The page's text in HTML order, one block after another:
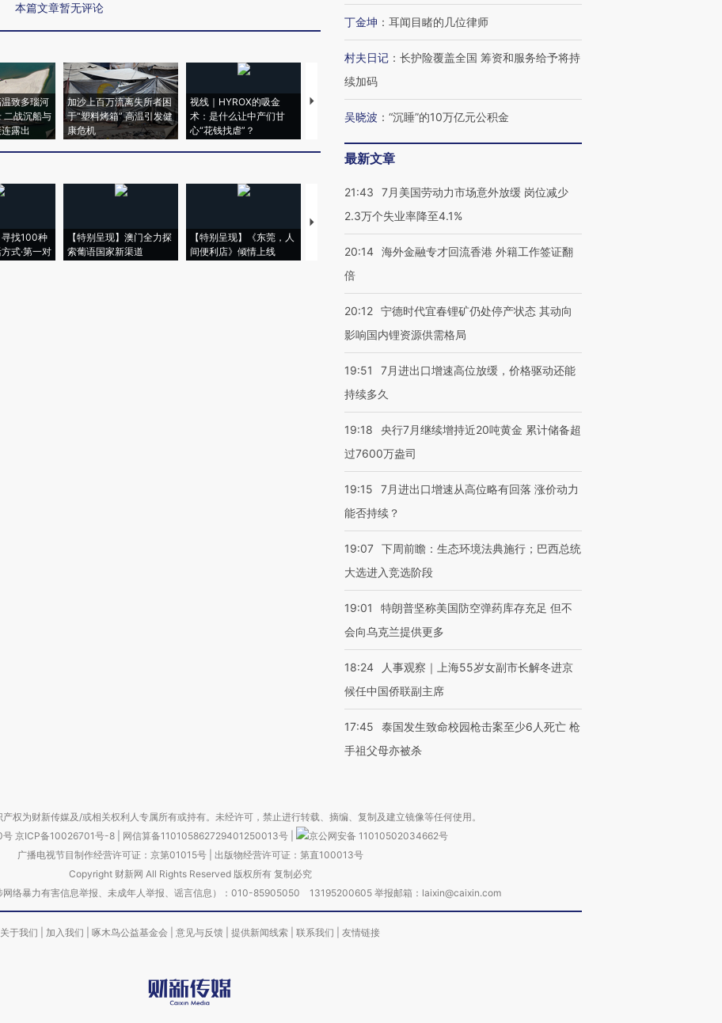
本篇文章暂无评论
致多瑙河
二战沉船与
露出
加沙上百万流离失所者困
于“塑料烤箱” 高温引发健
康危机
视线｜HYROX的吸金
术：是什么让中产们甘
心“花钱找虐”？
马航飞行员跨国走私7万
粒摇头丸 尿检体内含3种
视线｜被称为“蟑螂”的印
度Z世代 用街头抗争将教
视线｜“入侵”还是“人道危
寻找100种
式·第一对
【特别呈现】澳门全力探
索葡语国家新渠道
【特别呈现】《东莞，人
间便利店》倾情上线
【推广】走进第四届链博
会，让数智科技“链”接产
【特别呈现】寻找100种
有意思的生活方式·第三对
CFO：不靠规模取胜，华
住三大增长引擎是什么？
丁金坤 ： 耳闻目睹的几位律师
村夫日记 ： 长护险覆盖全国 筹资和服务给予将持
续加码
吴晓波 ： “沉睡”的10万亿元公积金
最新文章
21:43
7月美国劳动力市场意外放缓 岗位减少
2.3万个失业率降至4.1%
20:14 海外金融专才回流香港 外籍工作签证翻
倍
20:12 宁德时代宜春锂矿仍处停产状态 其动向
影响国内锂资源供需格局
19:51
7月进出口增速高位放缓，价格驱动还能
持续多久
19:18
央行7月继续增持近20吨黄金 累计储备超
过7600万盎司
19:15
7月进出口增速从高位略有回落 涨价动力
能否持续？
19:07 下周前瞻：生态环境法典施行；巴西总统
大选进入竞选阶段
19:01
特朗普坚称美国防空弹药库存充足 但不
会向乌克兰提供更多
18:24
人事观察｜上海55岁女副市长解冬进京
候任中国侨联副主席
17:45
泰国发生致命校园枪击案至少6人死亡 枪
手祖父母亦被杀
权为财新传媒及/或相关权利人专属所有或持有。未经许可，禁止进行转载、摘编、复制及建立镜像等任何使用。
号 京ICP备10026701号-8 网信算备110105862729401250013号
京公网安备 11010502034662号
广播电视节目制作经营许可证：京第01015号| 出版物经营许可证：第直100013号
Copyright 财新网 All Rights Reserved 版权所有 复制必究
网络暴力有害信息举报、未成年人举报、谣言信息）：010-85905050 13195200605 举报邮箱：laixin@caixin.com
关于我们 加入我们 啄木鸟公益基金会 意见与反馈 提供新闻线索 联系我们 友情链接